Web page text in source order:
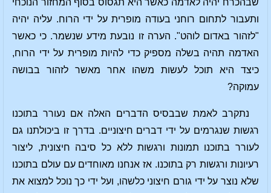
ותעבור לתחום רוחני בעודה מופרית על ידי הרוח. עליה יהיה
"לזהור באדום לוהט". הערה זו נובעת מידע שנשמר. כי כאשר
האדמה תהיה בשלה מספיק כדי להיות מופרית על ידי הרוח,
כיצד היא תוכל לעשות משהו אחר מאשר לזהור בבושה
עמוקה?
נתקרב לאמת שבבסיס הדברים האלה אם נעורר בתוכנו
רגשות שנגרמים על ידי דברים חיצוניים. בדרך זו ביכולתנו גם
לעורר בתוכנו תמונות ורגשות ללא כל סיבה חיצונית, ליצור
רעיונות ורגשות רק בתוכנו. אז אנחנו מאוחדים עם עולם בתוכנו
שלא נוצר על ידי גורם חיצוני כלשהו, ועל ידי כך נוכל למצוא את